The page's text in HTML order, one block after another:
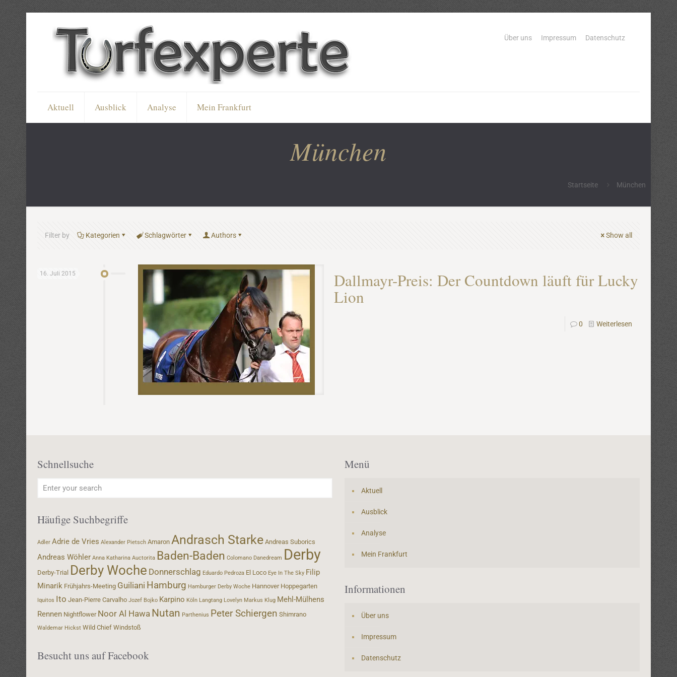
Aktuell Ausblick Analyse Mein Frankfurt
Über uns Impressum Datenschutz
München
Startseite München
Filter by Kategorien Schlagwörter Authors Show all
16. Juli 2015 Dallmayr-Preis: Der Countdown läuft für Lucky
Lion
0 Weiterlesen
Schnellsuche
Häufige Suchbegriffe
Adler Adrie de Vries Alexander Pietsch Amaron Andrasch Starke Andreas Suborics
Andreas Wöhler Anna Katharina Auctorita Baden-Baden Colomano Danedream Derby
Derby-Trial Derby Woche Donnerschlag Eduardo Pedroza El Loco Eye In The Sky Filip
Minarik Frühjahrs-Meeting Guiliani Hamburg Hamburger Derby Woche Hannover Hoppegarten
Iquitos Ito Jean-Pierre Carvalho Jozef Bojko Karpino Köln Langtang Lovelyn Markus Klug Mehl-Mülhens
Rennen Nightflower Noor Al Hawa Nutan Parthenius Peter Schiergen Shimrano
Waldemar Hickst Wild Chief Windstoß
Besucht uns auf Facebook
Menü
Aktuell
Ausblick
Analyse
Mein Frankfurt
Informationen
Über uns
Impressum
Datenschutz